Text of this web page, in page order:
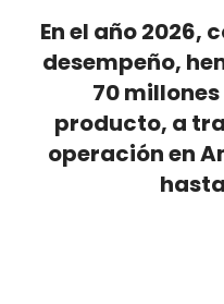
En el año 2026,
desempeño,
70
producto, a
operación en